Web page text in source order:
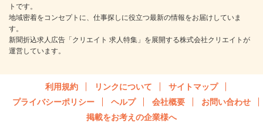
トです。
地域密着をコンセプトに、仕事探しに役立つ最新の情報をお届けしていま
す。
新聞折込求人広告「クリエイト 求人特集」を展開する株式会社クリエイトが
運営しています。
利用規約 リンクについて
サイトマップ
プライバシーポリシー
ヘルプ 会社概要
お問い合わせ
掲載をお考えの企業様へ